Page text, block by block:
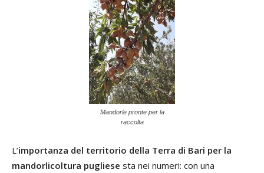
Mandorle pronte per la
raccolta
L’importanza del territorio della Terra di Bari per la
mandorlicoltura pugliese sta nei numeri: con una